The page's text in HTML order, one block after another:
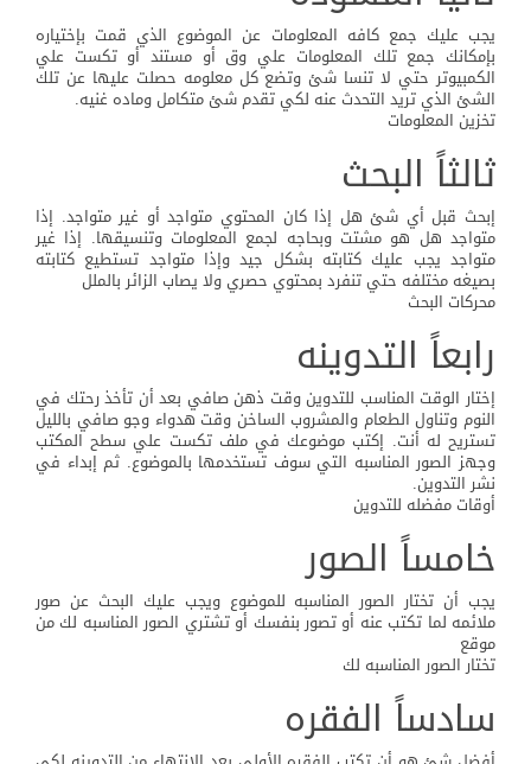
يجب عليك جمع كافه المعلومات عن الموضوع الذي قمت بإختياره
بإمكانك جمع تلك المعلومات علي وق أو مستند أو تكست علي
الكمبيوتر حتي لا تنسا شئ وتضع كل معلومه حصلت عليها عن تلك
الشئ الذي تريد التحدث عنه لكي تقدم شئ متكامل وماده غنيه.
تخزين المعلومات
ثالثاً البحث
إبحث قبل أي شئ هل إذا كان المحتوي متواجد أو غير متواجد. إذا
متواجد هل هو مشتت وبحاجه لجمع المعلومات وتنسيقها. إذا غير
متواجد يجب عليك كتابته بشكل جيد وإذا متواجد تستطيع كتابته
بصيغه مختلفه حتي تنفرد بمحتوي حصري ولا يصاب الزائر بالملل
محركات البحث
رابعاً التدوينه
إختار الوقت المناسب للتدوين وقت ذهن صافي بعد أن تأخذ رحتك في
النوم وتناول الطعام والمشروب الساخن وقت هدواء وجو صافي بالليل
تستريح له أنت. إكتب موضوعك في ملف تكست علي سطح المكتب
وجهز الصور المناسبه التي سوف تستخدمها بالموضوع. ثم إبداء في
نشر التدوين.
أوقات مفضله للتدوين
خامساً الصور
يجب أن تختار الصور المناسبه للموضوع ويجب عليك البحث عن صور
ملائمه لما تكتب عنه أو تصور بنفسك أو تشتري الصور المناسبه لك من
موقع
تختار الصور المناسبه لك
سادساً الفقره